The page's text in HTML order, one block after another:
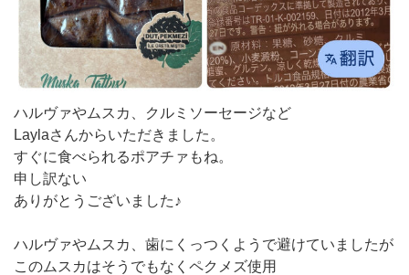
ハルヴァやムスカ、クルミソーセージなど
Laylaさんからいただきました。
すぐに食べられるポアチァもね。
申し訳ない
ありがとうございました♪
ハルヴァやムスカ、歯にくっつくようで避けていましたが
このムスカはそうでもなくペクメズ使用